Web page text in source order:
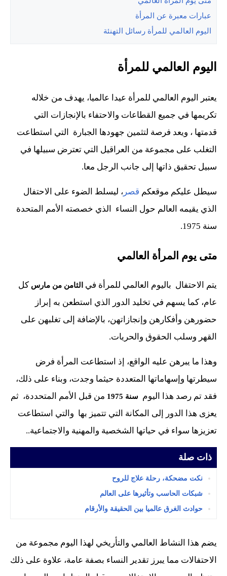
عبارات معبرة عن المرأة
اليوم العالمي للمرأة رسائل التهنئة
اليوم العالمي للمرأة
يعتبر اليوم العالمي للمرأة عيدا عالميا، يهدف من خلاله
تكريمها في جميع القطاعات والاحتفاء بالإنجازات التي
قدمتها ، ويعد فرصة لتثمين جهودها الجبارة التي استطاعت
التغلب على مجموعة من العراقيل التي تعترض سبيلها في
سبيل تحقيق ذاتها إلى جانب الرجل معا.
سيطل عليكم موقعكم قصر ، ليسلط الضوء على الاحتفال
الذي يقيمه العالم حول النساء الذي خصصته الأمم المتحدة
سنة 1975.
متى يوم المرأة العالمي
يتم الاحتفال باليوم العالمي للمرأة في الثامن من مارس كل
عام، كما يسهم في تخليد الدور الذي استطعن به إبراز
حضورهن وأفكارهن وإنجازاتهن، بالإضافة إلى تغلبهن على
القهر وسلب الحقوق والحريات.
وهذا ما يبرهن عليه الواقع، إذ استطاعت المرأة فرض
سيطرتها وإسهاماتها المتعددة حيثما وجدت، وبناء على ذلك،
فقد تم رصد هذا اليوم سنة 1975
من قبل الأمم المتحددة، ثم
يعزى هذا الدور إلى المكانة التي تتميز بها والتي استطاعت
تعزيزها سواء في حياتها الشخصية والمهنية والاجتماعية..
ذات صلة
نكت مضحكة، رحلة علاج للروح
شبكات الحاسب وتأثيرها على العالم
حوادث الغرق عالميا بين الحقيقة والأرقام
يضم هذا النشاط العالمي والتأريخي لهذا اليوم مجموعة من
الاحتفالات مما يبرز تقدير النساء بصفة عامة، علاوة على ذلك